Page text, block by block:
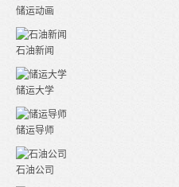
储运动画
石油新闻
储运大学
储运导师
石油公司